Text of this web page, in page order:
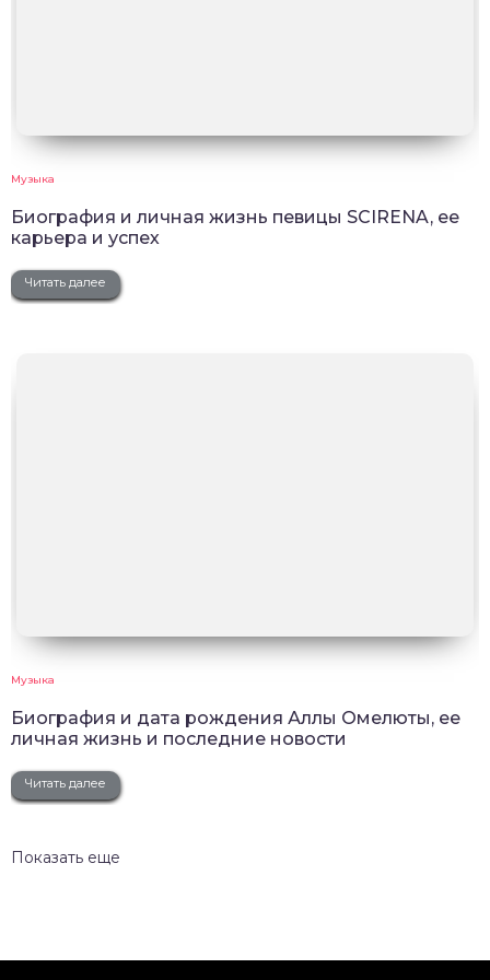
Музыка
Биография и личная жизнь певицы SCIRENA, ее
карьера и успех
Читать далее
Музыка
Биография и дата рождения Аллы Омелюты, ее
личная жизнь и последние новости
Читать далее
Показать еще